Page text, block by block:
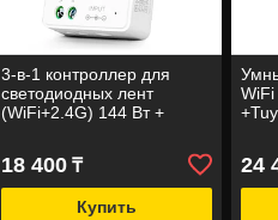
3-в-1 контроллер для
светодиодных лент
(WiFi+2.4G) 144 Вт +
18 400₸
Купить
24